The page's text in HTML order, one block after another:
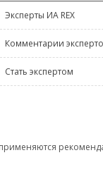
Эксперты ИА REX
Комментарии
Стать экспертом